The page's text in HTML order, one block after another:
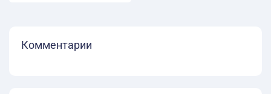
Комментарии